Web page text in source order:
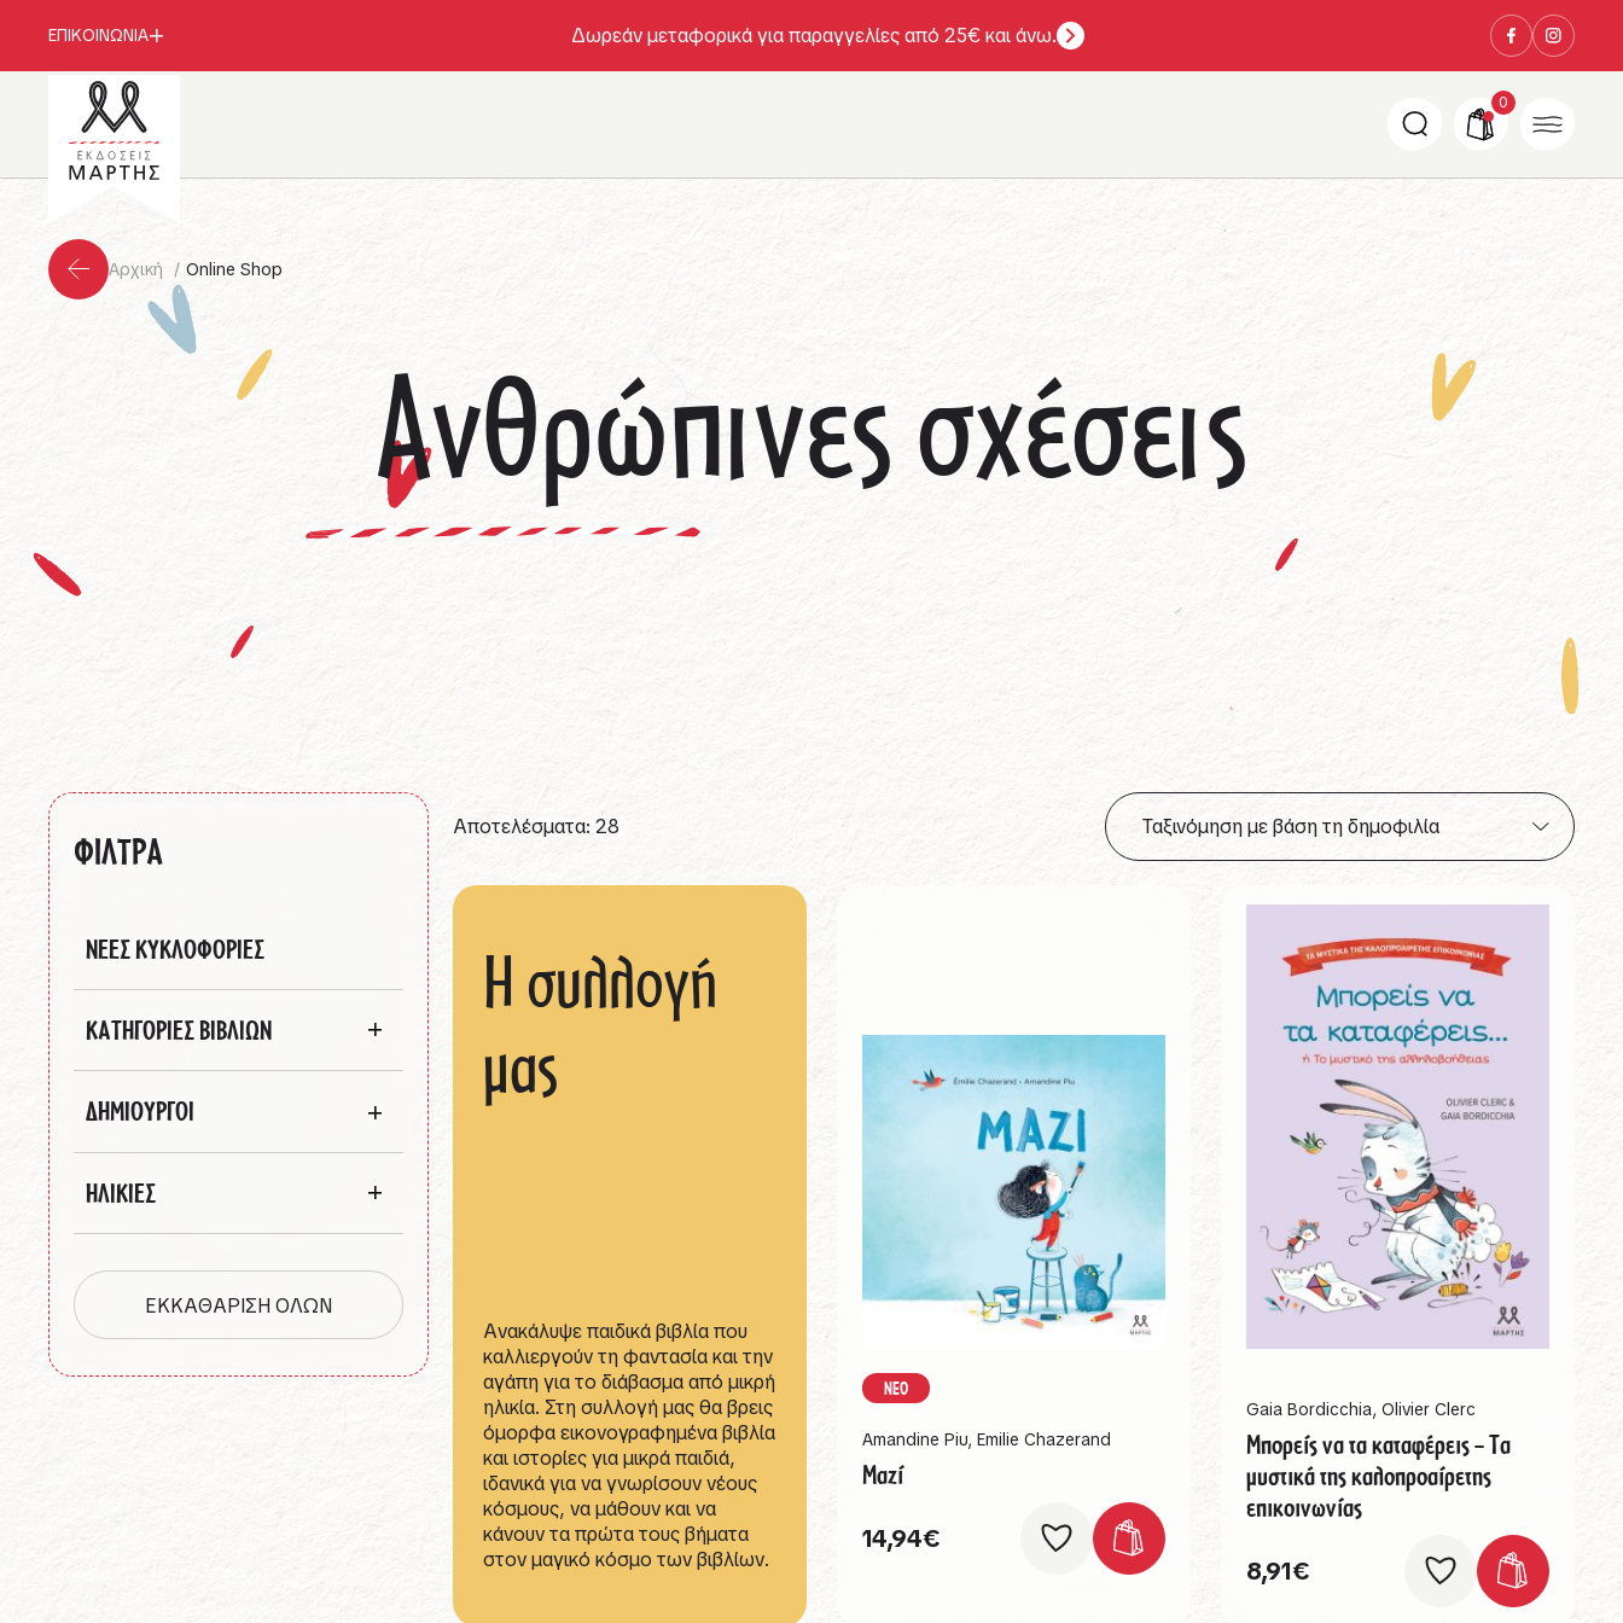
ΕΠΙΚΟΙΝΩΝΙΑ Δωρεάν μεταφορικά για παραγγελίες από 25€ και άνω.
0
Αρχική Online Shop
Ανθρώπινες σχέσεις
ΦΙΛΤΡΑ
ΝΕΕΣ ΚΥΚΛΟΦΟΡΙΕΣ
ΚΑΤΗΓΟΡΙΕΣ ΒΙΒΛΙΩΝ
ΔΗΜΙΟΥΡΓΟΙ
ΗΛΙΚΙΕΣ
ΕΚΚΑΘΑΡΙΣΗ ΟΛΩΝ
Αποτελέσματα: 28
Η συλλογή
μας
Ανακάλυψε παιδικά βιβλία που
καλλιεργούν τη φαντασία και την
αγάπη για το διάβασμα από μικρή
ηλικία. Στη συλλογή μας θα βρεις
όμορφα εικονογραφημένα βιβλία
και ιστορίες για μικρά παιδιά,
ιδανικά για να γνωρίσουν νέους
κόσμους, να μάθουν και να
κάνουν τα πρώτα τους βήματα
στον μαγικό κόσμο των βιβλίων.
ΝΕΟ
Amandine Piu, Emilie Chazerand
Μαζί
14,94€
Gaia Bordicchia, Olivier Clerc
Μπορείς να τα καταφέρεις – Τα
μυστικά της καλοπροαίρετης
επικοινωνίας
8,91€